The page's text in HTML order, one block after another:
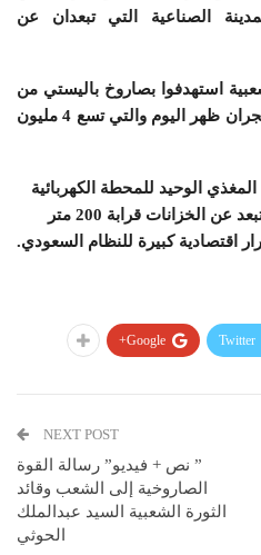
الصناعية التي تبعدان عن
استهدفوا بصاروخ باليستي من
نوع زلزال-3 خزانات أرامكو في نجران ظهر اليوم والتي تسع 4 مليون
الوحيد للمحطة الكهربائية
والمدينة الصناعية بنجران والتي تبعد عن الخزانات قرابة 200 متر
اقتصادية كبيرة للنظام السعودي.
Twitter
Google+
NEXT POST
” نص + فيديو” رسالة القوة
الصاروخية إلى الشعب وقائد
الثورة الشعبية السيد عبدالملك
الحوثي